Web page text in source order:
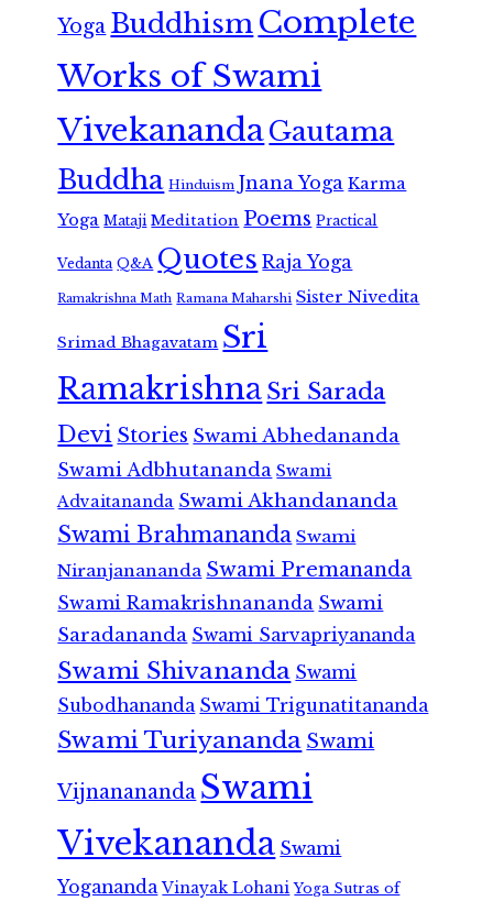
Yoga Buddhism Complete
Works of Swami
VivekanandaGautama
Buddha Hinduism Jnana Yoga Karma
Yoga Mataji Meditation Poems Practical
Vedanta Q&A Quotes Raja Yoga
Ramakrishna Math Ramana Maharshi Sister Nivedita
Srimad Bhagavatam Sri
RamakrishnaSri Sarada
Devi Stories Swami Abhedananda
Swami Adbhutananda Swami
Advaitananda Swami Akhandananda
Swami Brahmananda Swami
Niranjanananda Swami Premananda
Swami Ramakrishnananda Swami
Saradananda Swami Sarvapriyananda
Swami Shivananda Swami
Subodhananda Swami Trigunatitananda
Swami Turiyananda Swami
Vijnanananda Swami
Vivekananda Swami
Yogananda Vinayak Lohani Yoga Sutras of